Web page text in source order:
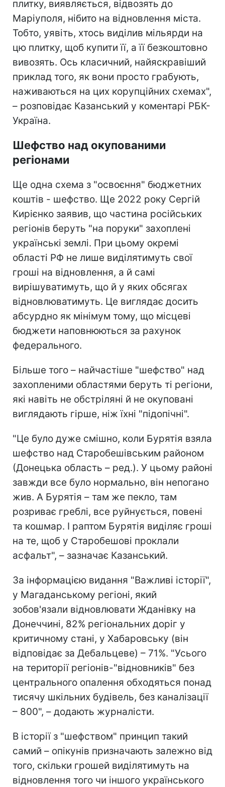
плитку, виявляється, відвозять до
Маріуполя, нібито на відновлення міста.
Тобто, уявіть, хтось виділив мільярди на
цю плитку, щоб купити її, а її безкоштовно
вивозять. Ось класичний, найяскравіший
приклад того, як вони просто грабують,
наживаються на цих корупційних схемах",
– розповідає Казанський у коментарі РБК-
Україна.
Шефство над окупованими
регіонами
Ще одна схема з "освоєння" бюджетних
коштів - шефство. Ще 2022 року Сергій
Кирієнко заявив, що частина російських
регіонів беруть "на поруки" захоплені
українські землі. При цьому окремі
області РФ не лише виділятимуть свої
гроші на відновлення, а й самі
вирішуватимуть, що й у яких обсягах
відновлюватимуть. Це виглядає досить
абсурдно як мінімум тому, що місцеві
бюджети наповнюються за рахунок
федерального.
Більше того – найчастіше "шефство" над
захопленими областями беруть ті регіони,
які навіть не обстріляні й не окуповані
виглядають гірше, ніж їхні "підопічні".
"Це було дуже смішно, коли Бурятія взяла
шефство над Старобешівським районом
(Донецька область – ред.). У цьому районі
завжди все було нормально, він непогано
жив. А Бурятія – там же пекло, там
розриває греблі, все руйнується, повені
та кошмар. І раптом Бурятія виділяє гроші
на те, щоб у Старобешові проклали
асфальт", – зазначає Казанський.
За інформацією видання "Важливі історії",
у Магаданському регіоні, який
зобов'язали відновлювати Жданівку на
Донеччині, 82% регіональних доріг у
критичному стані, у Хабаровську (він
відповідає за Дебальцеве) – 71%. "Усього
на території регіонів-"відновників" без
центрального опалення обходяться понад
тисячу шкільних будівель, без каналізації
– 800", – додають журналісти.
В історії з "шефством" принцип такий
самий – опікунів призначають залежно від
того, скільки грошей виділятимуть на
відновлення того чи іншого українського